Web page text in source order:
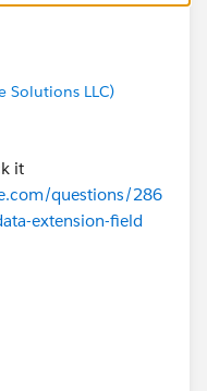
Solutions LLC)
it
questions/286
extension-field